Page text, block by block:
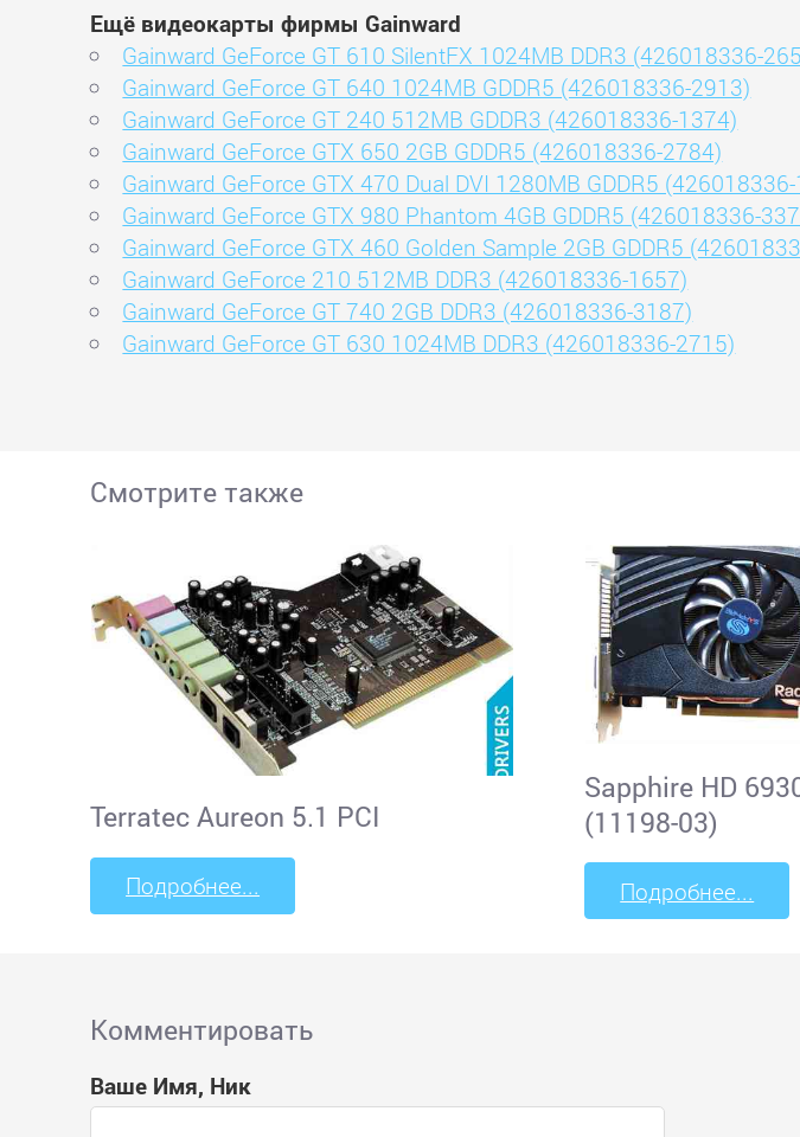
Ещё видеокарты фирмы Gainward
Gainward GeForce GT 610 SilentFX 1024MB DDR3 (426018336-
Gainward GeForce GT 640 1024MB GDDR5 (426018336-2913)
Gainward GeForce GT 240 512MB GDDR3 (426018336-1374)
Gainward GeForce GTX 650 2GB GDDR5 (426018336-2784)
Gainward GeForce GTX 470 Dual DVI 1280MB GDDR5
Gainward GeForce GTX 980 Phantom 4GB GDDR5 (426018336-
Gainward GeForce GTX 460 Golden Sample 2GB GDDR5
Gainward GeForce 210 512MB DDR3 (426018336-1657)
Gainward GeForce GT 740 2GB DDR3 (426018336-3187)
Gainward GeForce GT 630 1024MB DDR3 (426018336-2715)
Смотрите также
Terratec Aureon 5.1 PCI
Подробнее...
Sapphire HD
(11198-03)
Подробнее...
Комментировать
Ваше Имя, Ник